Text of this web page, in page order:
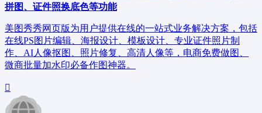
拼图、证件照换底色等功能
美图秀秀网页版为用户提供在线的一站式业务解决方案，包括
在线PS图片编辑、海报设计、模板设计、专业证件照片制
作、AI人像抠图、照片修复、高清人像等，电商免费做图、
微商批量加水印必备作图神器。